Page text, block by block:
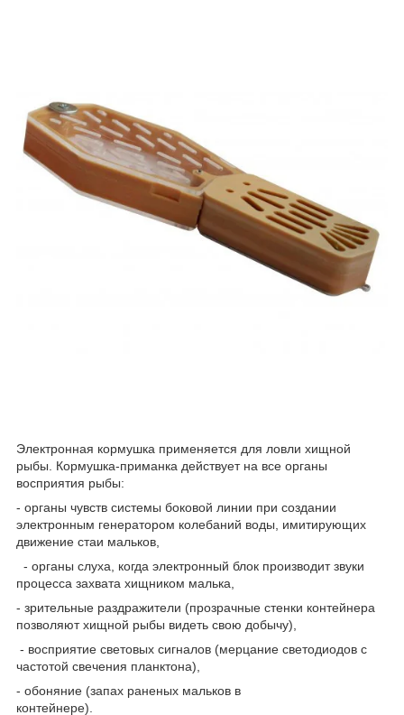
Электронная кормушка применяется для ловли хищной
рыбы. Кормушка-приманка действует на все органы
восприятия рыбы:
- органы чувств системы боковой линии при создании
электронным генератором колебаний воды, имитирующих
движение стаи мальков,
- органы слуха, когда электронный блок производит звуки
процесса захвата хищником малька,
- зрительные раздражители (прозрачные стенки контейнера
позволяют хищной рыбы видеть свою добычу),
- восприятие световых сигналов (мерцание светодиодов с
частотой свечения планктона),
- обоняние (запах раненых мальков в
контейнере).